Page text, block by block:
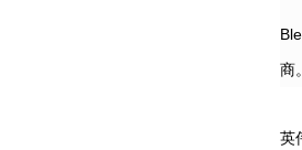
商
英